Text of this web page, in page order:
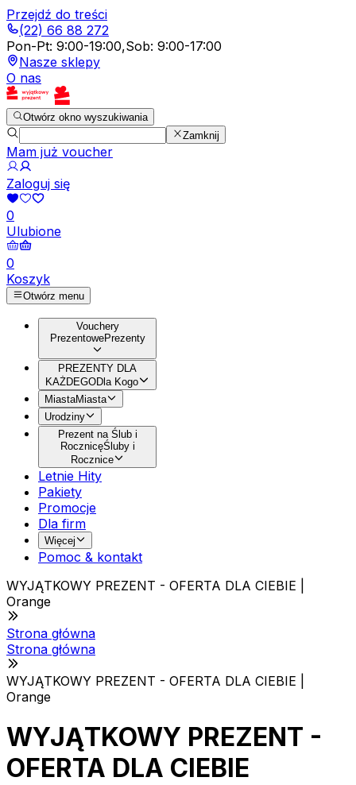
Przejdź do treści
(22) 66 88 272
Pon-Pt: 9:00-19:00,Sob: 9:00-17:00
Nasze sklepy
O nas
Otwórz okno wyszukiwania
Zamknij
Mam już voucher
Zaloguj się
0
Ulubione
0
Koszyk
Otwórz menu
Vouchery
PrezentowePrezenty
PREZENTY DLA
KAŻDEGODla Kogo
MiastaMiasta
Urodziny
Prezent na Ślub i
RocznicęŚluby i
Rocznice
Letnie Hity
Pakiety
Promocje
Dla firm
Więcej
Pomoc & kontakt
WYJĄTKOWY PREZENT - OFERTA DLA CIEBIE |
Orange
Strona główna
Strona główna
WYJĄTKOWY PREZENT - OFERTA DLA CIEBIE |
Orange
WYJĄTKOWY PREZENT -
OFERTA DLA CIEBIE